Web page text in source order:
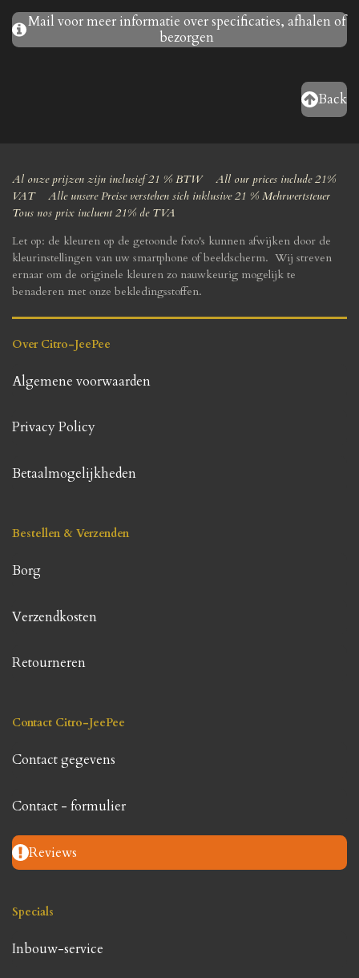
Mail voor meer informatie over specificaties, afhalen of
bezorgen
Back
Al onze prijzen zijn inclusief 21 % BTW All our prices include 21%
VAT Alle unsere Preise verstehen sich inklusive 21 % Mehrwertsteuer
Tous nos prix incluent 21% de TVA
Let op: de kleuren op de getoonde foto's kunnen afwijken door de
kleurinstellingen van uw smartphone of beeldscherm. Wij streven
ernaar om de originele kleuren zo nauwkeurig mogelijk te
benaderen met onze bekledingsstoffen.
Over Citro-JeePee
Algemene voorwaarden
Privacy Policy
Betaalmogelijkheden
Bestellen & Verzenden
Borg
Verzendkosten
Retourneren
Contact Citro-JeePee
Contact gegevens
Contact - formulier
Reviews
Specials
Inbouw-service